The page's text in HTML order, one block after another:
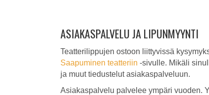
ASIAKASPALVELU JA LIPUNMYYNTI
Teatterilippujen ostoon liittyvissä
Saapuminen teatteriin -sivulle. Mikäli
ja muut tiedustelut asiakaspalveluun.
Asiakaspalvelu palvelee ympäri vuoden.